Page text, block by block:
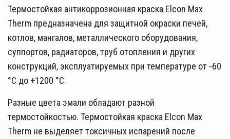
Термостойкая антикоррозионная краска Elcon Max
Therm предназначена для защитной окраски печей,
котлов, мангалов, металлического оборудования,
суппортов, радиаторов, труб отопления и других
конструкций, эксплуатируемых при температуре от -60
°С до +1200 °С.
Разные цвета эмали обладают разной
термостойкостью. Термостойкая краска Elcon Max
Therm не выделяет токсичных испарений после